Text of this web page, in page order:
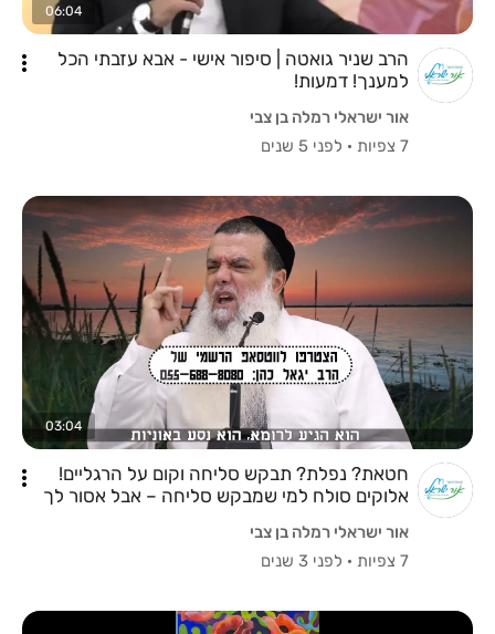
06:04
הרב שניר גואטה | סיפור אישי - אבא עזבתי הכל
למענך! דמעות!
אור ישראלי רמלה בן צבי
7 צפיות
· לפני 5 שנים
03:04
חטאת? נפלת? תבקש סליחה וקום על הרגליים!
אלוקים סולח למי שמבקש סליחה – אבל אסור לך
אור ישראלי רמלה בן צבי
7 צפיות
· לפני 3 שנים